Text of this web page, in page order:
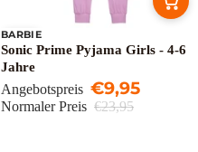
Sale
BARBIE
Sonic Prime Pyjama Girls - 4-6
Jahre
Angebotspreis €9,95
Normaler Preis €23,95